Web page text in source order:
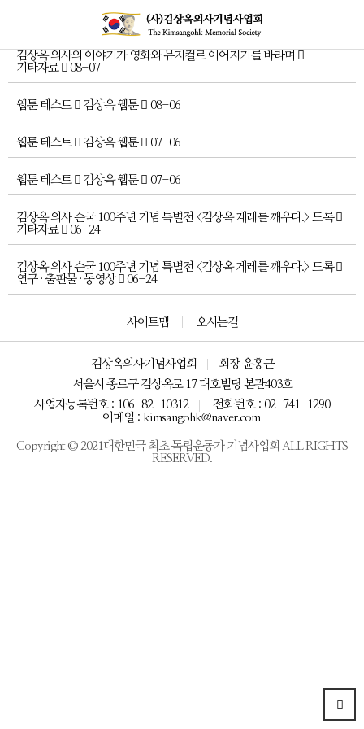
김상옥 의사의 이야기가 영화와 뮤지컬로 이어지기를 바라며
기타자료
08-07
웹툰 테스트 김상옥 웹툰 08-06
웹툰 테스트 김상옥 웹툰 07-06
웹툰 테스트 김상옥 웹툰 07-06
김상옥 의사 순국 100주년 기념 특별전 <김상옥 계레를 깨우다.> 도록
기타자료
06-24
김상옥 의사 순국 100주년 기념 특별전 <김상옥 계레를 깨우다.> 도록
연구 · 출판물 · 동영상
06-24
사이트맵 오시는길
김상옥의사기념사업회
회장 윤홍근
서울시 종로구 김상옥로 17 대호빌딩 본관403호
사업자등록번호 : 106-82-10312
전화번호 : 02-741-1290
이메일 : kimsangohk@naver.com
Copyright © 2021대한민국 최초 독립운동가 기념사업회 ALL RIGHTS
RESERVED.